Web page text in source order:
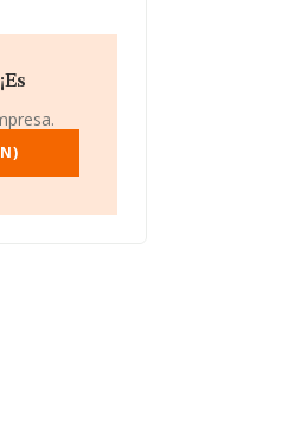
media de
social
a nivel
las
los